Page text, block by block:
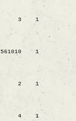
3
1
561010
1
2
1
4
1